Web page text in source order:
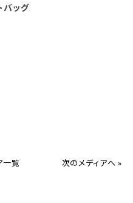
ッグ
一覧 次のメディアへ »